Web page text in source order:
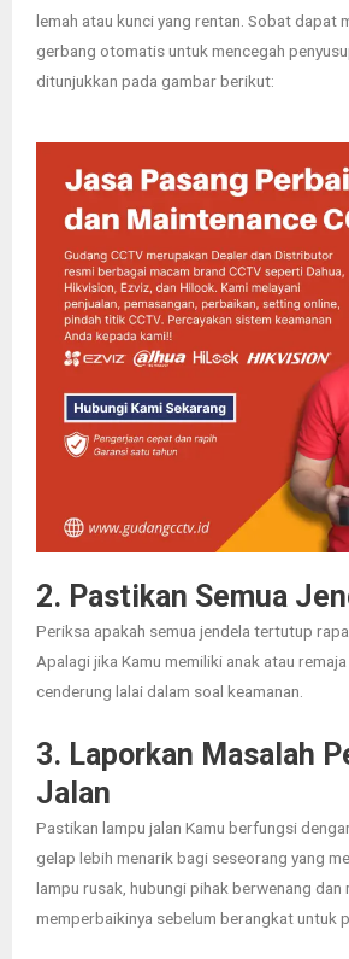
lemah atau kunci yang rentan. Sobat dapat
gerbang otomatis untuk mencegah
ditunjukkan pada gambar berikut:
2. Pastikan Semua
Periksa apakah semua jendela tertutup
Apalagi jika Kamu memiliki anak atau
cenderung lalai dalam soal keamanan.
3. Laporkan Masalah
Jalan
Pastikan lampu jalan Kamu berfungsi
gelap lebih menarik bagi seseorang yang
lampu rusak, hubungi pihak berwenang dan
memperbaikinya sebelum berangkat untuk